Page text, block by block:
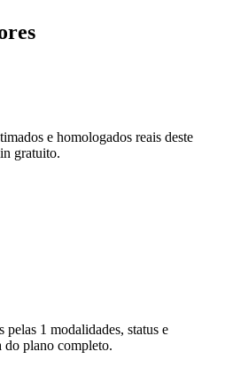
e homologados reais deste
gratuito.
1 modalidades, status e
plano completo.